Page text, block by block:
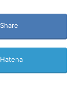
Share
Hatena